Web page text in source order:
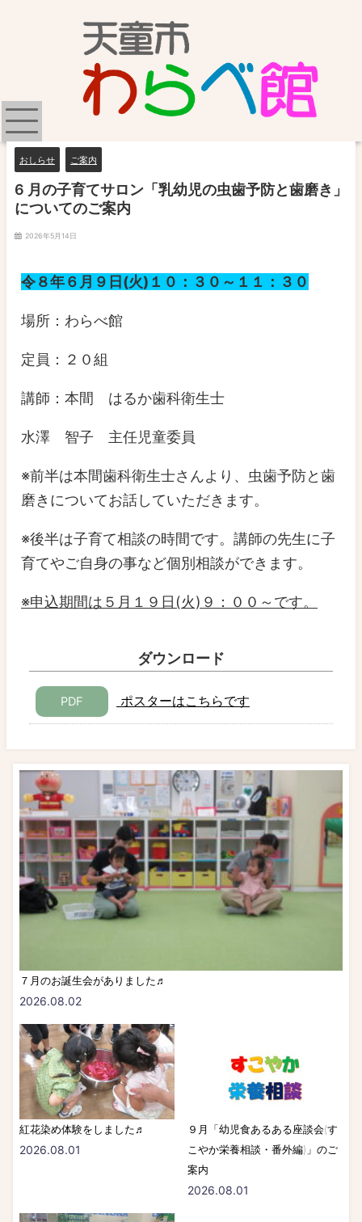
おしらせ ご案内
6 月の子育てサロン「乳幼児の虫歯予防と歯磨き」
についてのご案内
2026年5月14日
令８年６月９日(火)１０：３０～１１：３０
場所：わらべ館
定員：２０組
講師：本間 はるか歯科衛生士
水澤 智子 主任児童委員
※前半は本間歯科衛生士さんより、虫歯予防と歯
磨きについてお話していただきます。
※後半は子育て相談の時間です。講師の先生に子
育てやご自身の事など個別相談ができます。
※申込期間は５月１９日(火)９：００～です。
ダウンロード
PDF ポスターはこちらです
７月のお誕生会がありました♬
2026.08.02
紅花染め体験をしました♬
2026.08.01
９月「幼児食あるある座談会(す
こやか栄養相談・番外編)」のご
案内
2026.08.01